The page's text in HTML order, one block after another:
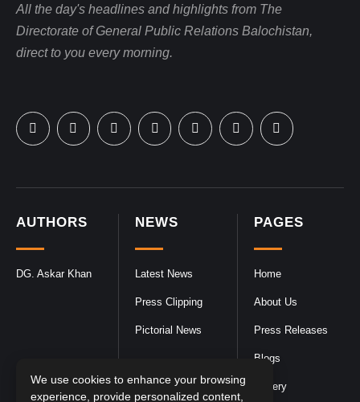
PAGES
Home
About Us
Press Releases
Blogs
Gallery
NEWS
Latest News
Press Clipping
Pictorial News
AUTHORS
DG. Askar Khan
All the day's headlines and highlights from The
Directorate of General Public Relations Balochistan,
direct to you every morning.
We use cookies to enhance your browsing
experience, provide personalized content,